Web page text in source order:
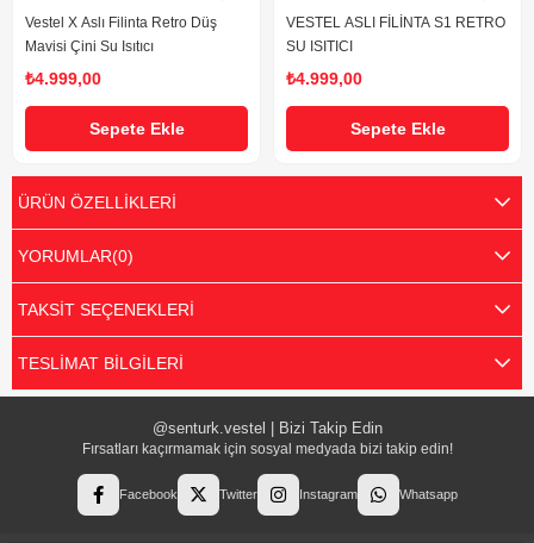
Vestel X Aslı Filinta Retro Düş
Mavisi Çini Su Isıtıcı
₺4.999,00
Sepete Ekle
VESTEL ASLI FİLİNTA S1 RETRO
SU ISITICI
₺4.999,00
Sepete Ekle
ÜRÜN ÖZELLIKLERI
YORUMLAR(0)
TAKSIT SEÇENEKLERI
TESLIMAT BILGILERI
@senturk.vestel | Bizi Takip Edin
Fırsatları kaçırmamak için sosyal medyada bizi takip edin!
Facebook Twitter Instagram Whatsapp